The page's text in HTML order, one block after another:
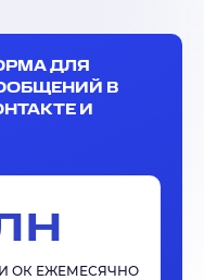
ДЛЯ
В
И
ОК ЕЖЕМЕСЯЧНО